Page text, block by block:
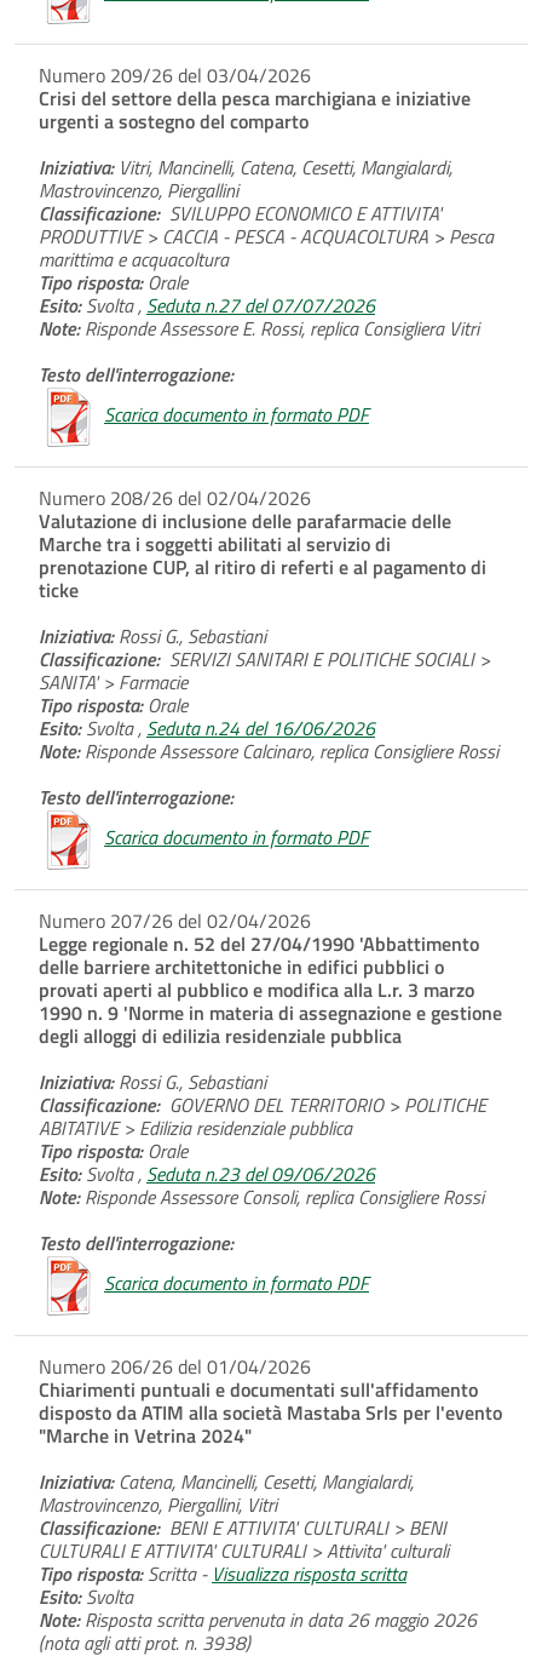
Numero 209/26 del 03/04/2026
Crisi del settore della pesca marchigiana e iniziative
urgenti a sostegno del comparto
Iniziativa:Vitri, Mancinelli, Catena, Cesetti, Mangialardi,
Mastrovincenzo, Piergallini
Classificazione: SVILUPPO ECONOMICO E ATTIVITA'
PRODUTTIVE > CACCIA - PESCA - ACQUACOLTURA > Pesca
marittima e acquacoltura
Tipo risposta:Orale
Esito:Svolta , Seduta n.27 del 07/07/2026
Note:Risponde Assessore E. Rossi, replica Consigliera Vitri
Testo dell'interrogazione:
Scarica documento in formato PDF
Numero 208/26 del 02/04/2026
Valutazione di inclusione delle parafarmacie delle
Marche tra i soggetti abilitati al servizio di
prenotazione CUP, al ritiro di referti e al pagamento di
ticke
Iniziativa:Rossi G., Sebastiani
Classificazione: SERVIZI SANITARI E POLITICHE SOCIALI >
SANITA' > Farmacie
Tipo risposta:Orale
Esito:Svolta , Seduta n.24 del 16/06/2026
Note:Risponde Assessore Calcinaro, replica Consigliere Rossi
Testo dell'interrogazione:
Scarica documento in formato PDF
Numero 207/26 del 02/04/2026
Legge regionale n. 52 del 27/04/1990 'Abbattimento
delle barriere architettoniche in edifici pubblici o
provati aperti al pubblico e modifica alla L.r. 3 marzo
1990 n. 9 'Norme in materia di assegnazione e gestione
degli alloggi di edilizia residenziale pubblica
Iniziativa:Rossi G., Sebastiani
Classificazione: GOVERNO DEL TERRITORIO > POLITICHE
ABITATIVE > Edilizia residenziale pubblica
Tipo risposta:Orale
Esito:Svolta , Seduta n.23 del 09/06/2026
Note:Risponde Assessore Consoli, replica Consigliere Rossi
Testo dell'interrogazione:
Scarica documento in formato PDF
Numero 206/26 del 01/04/2026
Chiarimenti puntuali e documentati sull'affidamento
disposto da ATIM alla società Mastaba Srls per l'evento
"Marche in Vetrina 2024"
Iniziativa:Catena, Mancinelli, Cesetti, Mangialardi,
Mastrovincenzo, Piergallini, Vitri
Classificazione: BENI E ATTIVITA' CULTURALI > BENI
CULTURALI E ATTIVITA' CULTURALI > Attivita' culturali
Tipo risposta:Scritta - Visualizza risposta scritta
Esito:Svolta
Note:Risposta scritta pervenuta in data 26 maggio 2026
(nota agli atti prot. n. 3938)